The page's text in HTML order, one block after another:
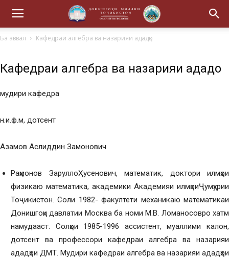
Ба аввал Кафедраи алгебра ва назарияи ададҳо
Кафедраи алгебра ва назарияи ададҳо
мудири кафедра
н.и.ф.м, дотсент
Азамов Аслиддин Замонович
Раҳмонов ЗаруллоҲусенович, математик, доктори илмҳои
физикаю математика, академики Академияи илмҳоиҶумҳурии
Тоҷикистон. Соли 1982- факултети механикаю математикаи
Донишгоҳи давлатии Москва ба номи М.В. Ломаносовро хатм
намудааст. Солҳои 1985-1996 ассистент, муаллими калон,
дотсент ва профессори кафедраи алгебра ва назарияи
ададҳои ДМТ. Мудири кафедраи алгебра ва назарияи ададҳои